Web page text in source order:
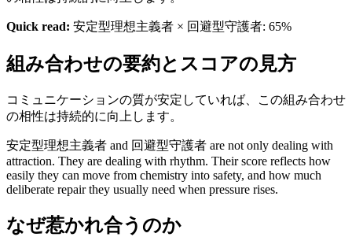
Quick read: 安定型理想主義者 × 回避型守護者: 65%
組み合わせの要約とスコアの見方
コミュニケーションの質が安定していれば、この組み合わせ
の相性は持続的に向上します。
安定型理想主義者 and 回避型守護者 are not only dealing with
attraction. They are dealing with rhythm. Their score reflects how
easily they can move from chemistry into safety, and how much
deliberate repair they usually need when pressure rises.
なぜ惹かれ合うのか